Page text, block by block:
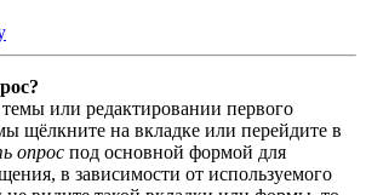
или редактировании первого
щёлкните на вкладке или перейдите в
опрос под основной формой для
в зависимости от используемого